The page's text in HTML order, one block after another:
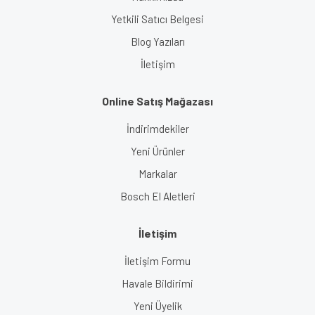
Yetkili Satıcı Belgesi
Blog Yazıları
İletişim
Online Satış Mağazası
İndirimdekiler
Yeni Ürünler
Markalar
Bosch El Aletleri
İletişim
İletişim Formu
Havale Bildirimi
Yeni Üyelik